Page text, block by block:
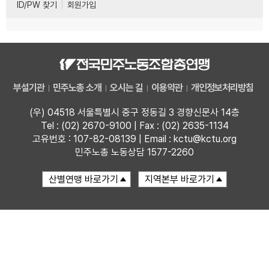
ID/PW 찾기 회원가입
부설기관 민주노총 소개 오시는 길 이용약관 개인정보처리방침
(우) 04518 서울특별시 중구 정동길 3 경향신문사 14층
Tel : (02) 2670-9100 | Fax : (02) 2635-1134
고유번호 : 107-82-08139 | Email : kctu@kctu.org
민주노총 노동상담 1577-2260